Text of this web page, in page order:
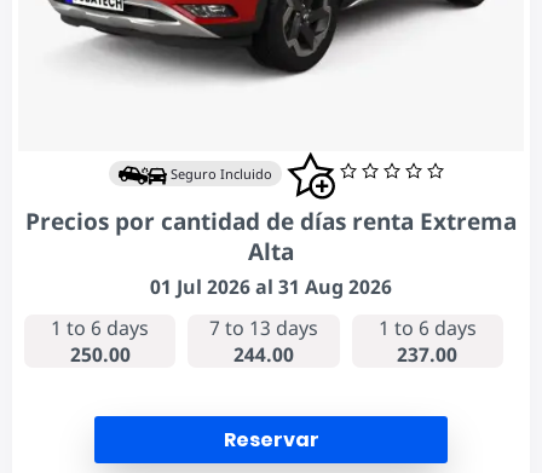
Seguro Incluido
Precios por cantidad de días renta Extrema
Alta
01 Jul 2026 al 31 Aug 2026
1 to 6 days
250.00
7 to 13 days
244.00
1 to 6 days
237.00
Reservar